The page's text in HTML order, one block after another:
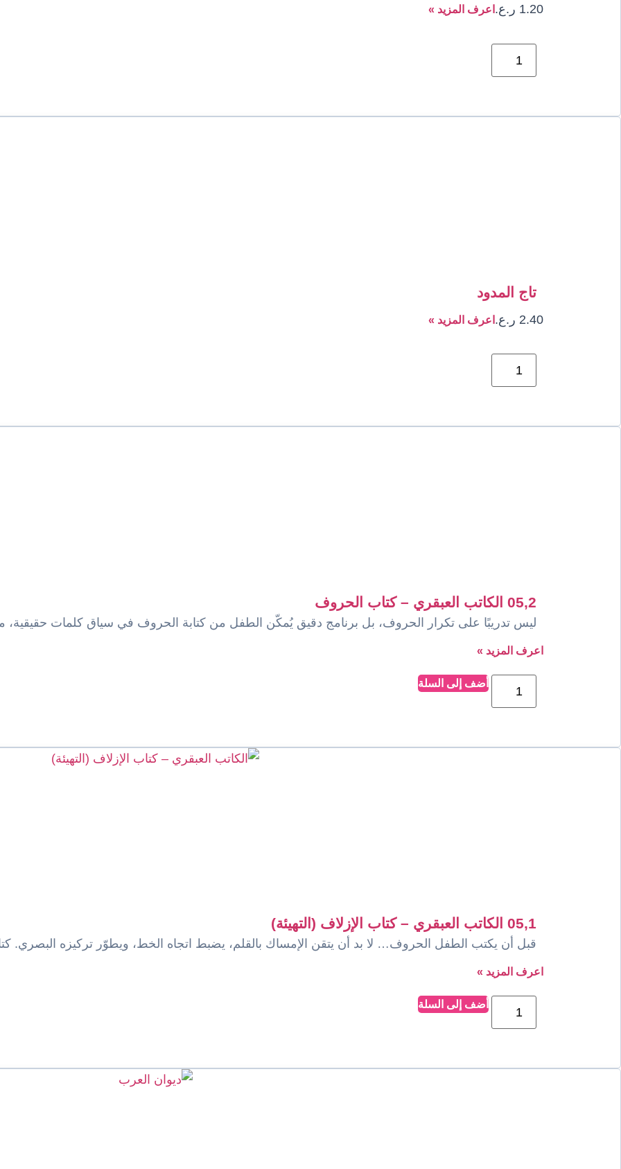
1.20 ر.ع. اعرف المزيد »
تاج المدود
2.40 ر.ع. اعرف المزيد »
05,2 الكاتب العبقري – كتاب الحروف
ليس تدريبًا على تكرار الحروف، بل برنامج دقيق يُمكّن الطفل من كتابة الحروف في سياق كلمات حقيقية،
اعرف المزيد »
أضف إلى السلة
05,1 الكاتب العبقري – كتاب الإزلاف (التهيئة)
قبل أن يكتب الطفل الحروف… لا بد أن يتقن الإمساك بالقلم، يضبط اتجاه الخط، ويطوّر تركيزه البصري.
اعرف المزيد »
أضف إلى السلة